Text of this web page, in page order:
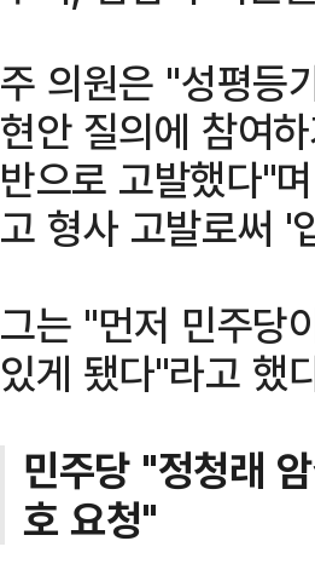
주 의원은 "성평등
현안 질의에 참여
반으로 고발했다"
고 형사 고발로써 '
그는 "먼저 민주당
있게 됐다"라고 했
민주당 "정청래
호 요청"